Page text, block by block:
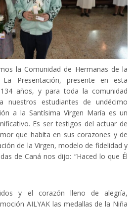
la Comunidad de Hermanas de la
Presentación, presente en esta
años, y para toda la comunidad
nuestros estudiantes de undécimo
a la Santísima Virgen María es un
Es ser testigos del actuar de
que habita en sus corazones y de
de la Virgen, modelo de fidelidad y
de Caná nos dijo: “Haced lo que Él
y el corazón lleno de alegría,
AILYAK las medallas de la Niña